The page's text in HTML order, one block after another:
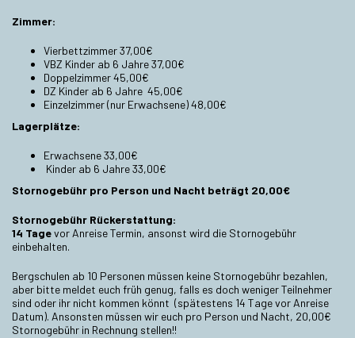
Zimmer:
Vierbettzimmer 37,00€
VBZ Kinder ab 6 Jahre 37,00€
Doppelzimmer 45,00€
DZ Kinder ab 6 Jahre 45,00€
Einzelzimmer (nur Erwachsene) 48,00€
Lagerplätze:
Erwachsene 33,00€
Kinder ab 6 Jahre 33,00€
Stornogebühr pro Person und Nacht beträgt 20,00€
Stornogebühr Rückerstattung:
14 Tagevor Anreise Termin, ansonst wird die Stornogebühr
einbehalten.
Bergschulen ab 10 Personen müssen keine Stornogebühr bezahlen,
aber bitte meldet euch früh genug, falls es doch weniger Teilnehmer
sind oder ihr nicht kommen könnt (spätestens 14 Tage vor Anreise
Datum). Ansonsten müssen wir euch pro Person und Nacht, 20,00€
Stornogebühr in Rechnung stellen!!